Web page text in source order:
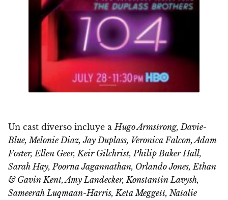
Un cast diverso incluye a Hugo Armstrong, Davie-
Blue, Melonie Diaz, Jay Duplass, Veronica Falcon, Adam
Foster, Ellen Geer, Keir Gilchrist, Philip Baker Hall,
Sarah Hay, Poorna Jagannathan, Orlando Jones, Ethan
& Gavin Kent, Amy Landecker, Konstantin Lavysh,
Sameerah Luqmaan-Harris, Keta Meggett, Natalie